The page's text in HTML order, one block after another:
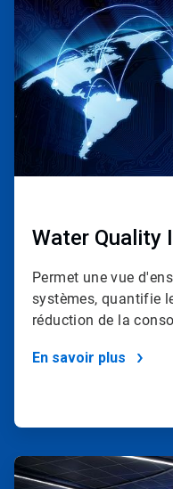
de
4
Water Quality
Permet une vue
systèmes, quantifie
réduction de la
En savoir plus
ArticleTile
2